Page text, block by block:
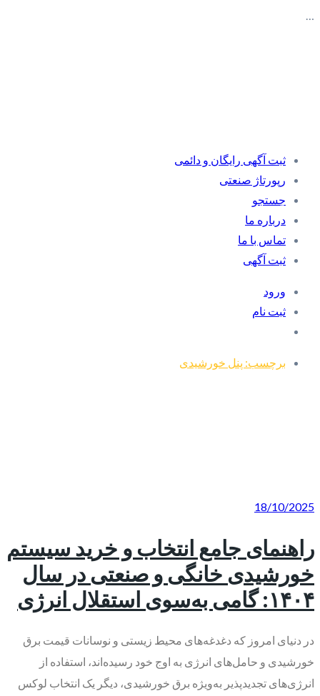
…
ثبت آگهی رایگان و دائمی
رپورتاژ صنعتی
جستجو
درباره ما
تماس با ما
ثبت آگهی
ورود
ثبت نام
برچسب: پنل خورشیدی
18/10/2025
راهنمای جامع انتخاب و خرید سیستم
خورشیدی خانگی و صنعتی در سال
۱۴۰۴: گامی به‌سوی استقلال انرژی
در دنیای امروز که دغدغه‌های محیط زیستی و نوسانات قیمت برق
خورشیدی و حامل‌های انرژی به اوج خود رسیده‌اند، استفاده از
انرژی‌های تجدیدپذیر به‌ویژه برق خورشیدی، دیگر یک انتخاب لوکس